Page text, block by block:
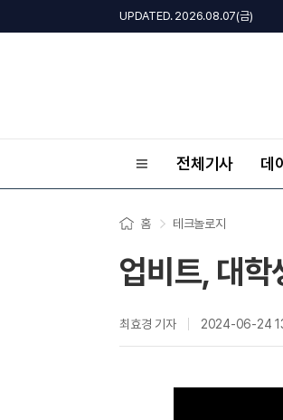
UPDATED. 2026.08.07(금)
전체기사 데
홈 테크놀로지
업비트, 대
최효경 기자 2024-06-24